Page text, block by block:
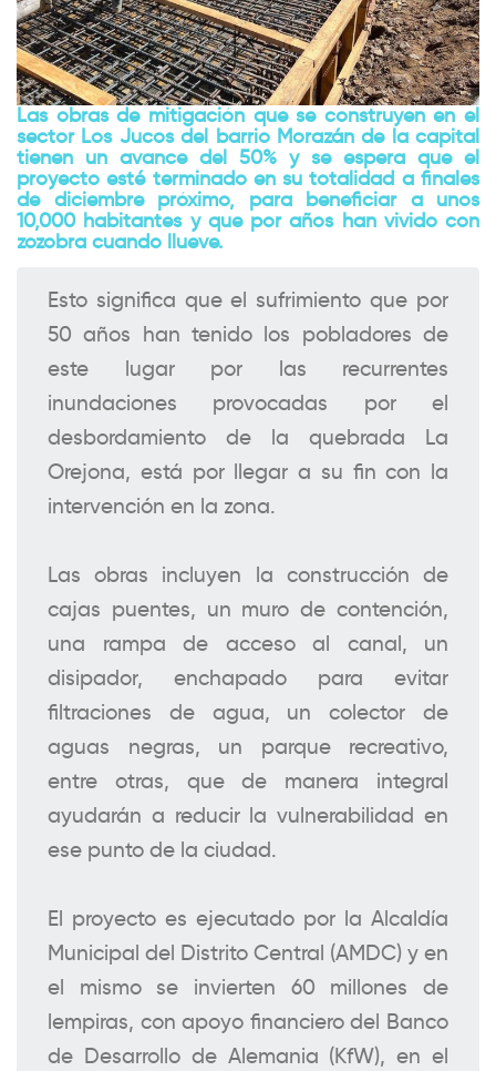
Las obras de mitigación que se construyen en el
sector Los Jucos del barrio Morazán de la capital
tienen un avance del 50% y se espera que el
proyecto esté terminado en su totalidad a finales
de diciembre próximo, para beneficiar a unos
10,000 habitantes y que por años han vivido con
zozobra cuando llueve.
Esto significa que el sufrimiento que por
50 años han tenido los pobladores de
este lugar por las recurrentes
inundaciones provocadas por el
desbordamiento de la quebrada La
Orejona, está por llegar a su fin con la
intervención en la zona.
Las obras incluyen la construcción de
cajas puentes, un muro de contención,
una rampa de acceso al canal, un
disipador, enchapado para evitar
filtraciones de agua, un colector de
aguas negras, un parque recreativo,
entre otras, que de manera integral
ayudarán a reducir la vulnerabilidad en
ese punto de la ciudad.
El proyecto es ejecutado por la Alcaldía
Municipal del Distrito Central (AMDC) y en
el mismo se invierten 60 millones de
lempiras, con apoyo financiero del Banco
de Desarrollo de Alemania (KfW), en el